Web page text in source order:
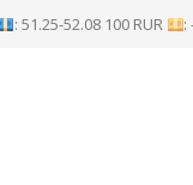
: 51.25-52.08 100 RUR :